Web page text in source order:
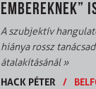
EMBEREKNEK”
A szubjektív
hiánya rossz
átalakításánál»
HACK PÉTER
/